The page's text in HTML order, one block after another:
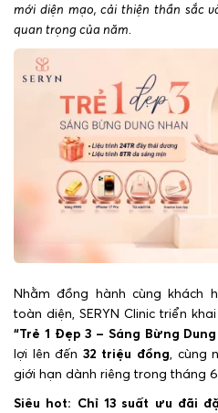
mới diện mạo, cải thiện thần sắc
quan trọng của năm.
Nhằm đồng hành cùng khách
toàn diện, SERYN Clinic triển
“Trẻ 1 Đẹp 3 – Sáng Bừng
lợi lên đến 32 triệu đồng, cùng
giới hạn dành riêng trong tháng
Siêu hot: Chỉ 13 suất ưu đãi